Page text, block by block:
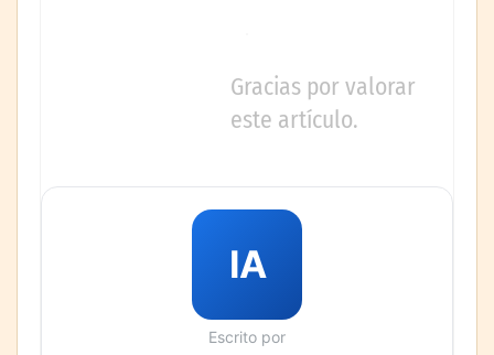
Gracias por valorar
este artículo.
IA
Escrito por